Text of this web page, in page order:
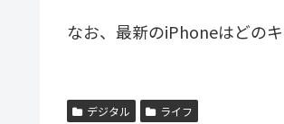
なお、最新のiPhoneはどの
デジタル ライフ